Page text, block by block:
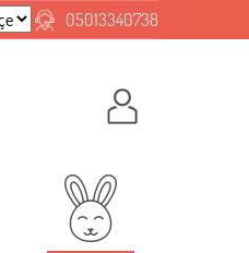
05013340738